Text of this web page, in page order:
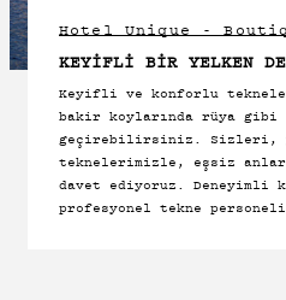
Hotel Unique -
KEYIFLI BIR YELKEN
Keyifli ve konforlu
bakir koylarında rüya
geçirebilirsiniz. Sizleri,
teknelerimizle, eşsiz
davet ediyoruz. Deneyimli
profesyonel tekne